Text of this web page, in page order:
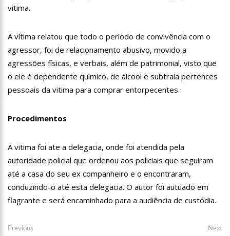
13:01 VÍDEO: Influenciadoras são investigadas por crime de
racismo contra crianças
12:51 Modelo e jornalista falece após complicações durante
remoção de silicone industrial
Suspeito de matar menina de 2 anos no AM é preso
11:57 Mais Médicos tem cerca de 34 mil profissionais inscritos
16:22 Jovens matam mulher para vender os seus olhos por cerca
de 450 reais
16:18 Ator de ‘Mulheres Apaixonadas’ expõe mensagens sem
respostas de Bruna Marquezine
vitima.
A vítima relatou que todo o período de convivência com o
agressor, foi de relacionamento abusivo, movido a
agressões físicas, e verbais, além de patrimonial, visto que
o ele é dependente químico, de álcool e subtraia pertences
pessoais da vitima para comprar entorpecentes.
Procedimentos
A vitima foi ate a delegacia, onde foi atendida pela
autoridade policial que ordenou aos policiais que seguiram
até a casa do seu ex companheiro e o encontraram,
conduzindo-o até esta delegacia. O autor foi autuado em
flagrante e será encaminhado para a audiência de custódia.
Navegação
Previous Next